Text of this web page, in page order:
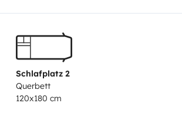
power outlet. Optional extras:
shower towels.
Schlafplatz 2
Querbett
120x180 cm